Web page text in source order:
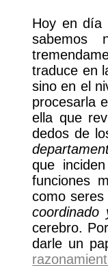
Hoy en día
sabemos
traduce en
sino en el
procesarla
ella que
dedos de
que
funciones
como
coordinado
cerebro.
darle un